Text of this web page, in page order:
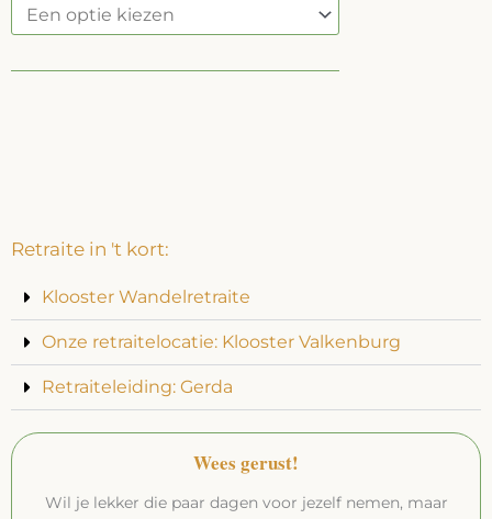
Retraite in 't kort:
Klooster Wandelretraite
Onze retraitelocatie: Klooster Valkenburg
Retraiteleiding: Gerda
Wees gerust!
Wil je lekker die paar dagen voor jezelf nemen, maar